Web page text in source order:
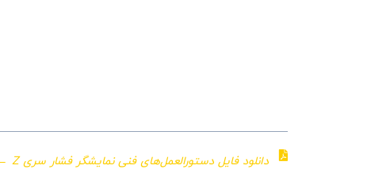
دانلود فایل دستورالعمل‌های فنی نمایشگر فشار سری Z ←